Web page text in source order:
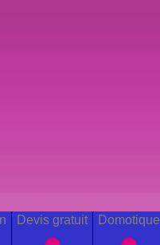
Devis gratuit Domotique